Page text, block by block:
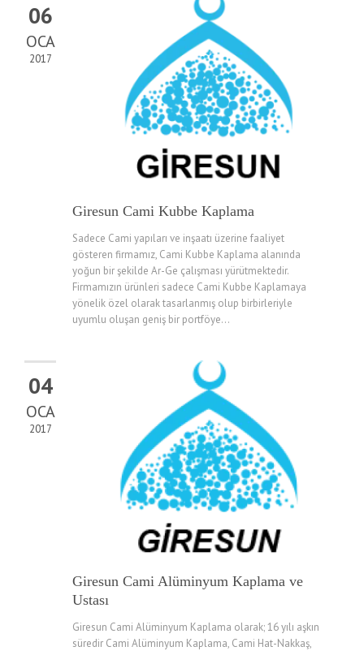
06
OCA
2017
Giresun Cami Kubbe Kaplama
Sadece Cami yapıları ve inşaatı üzerine faaliyet
gösteren firmamız, Cami Kubbe Kaplama alanında
yoğun bir şekilde Ar-Ge çalışması yürütmektedir.
Firmamızın ürünleri sadece Cami Kubbe Kaplamaya
yönelik özel olarak tasarlanmış olup birbirleriyle
uyumlu oluşan geniş bir portföye...
04
OCA
2017
Giresun Cami Alüminyum Kaplama ve
Ustası
Giresun Cami Alüminyum Kaplama olarak; 16 yılı aşkın
süredir Cami Alüminyum Kaplama, Cami Hat-Nakkaş,